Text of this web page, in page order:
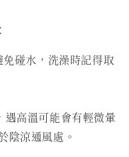
碰水，洗澡時記得取
高溫可能會有輕微暈
陰涼通風處。